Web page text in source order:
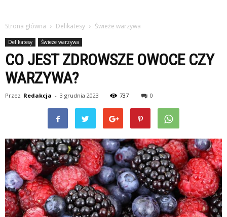
Strona główna Delikatesy Świeże warzywa
Delikatesy Świeże warzywa
CO JEST ZDROWSZE OWOCE CZY
WARZYWA?
Przez Redakcja - 3 grudnia 2023 737 0